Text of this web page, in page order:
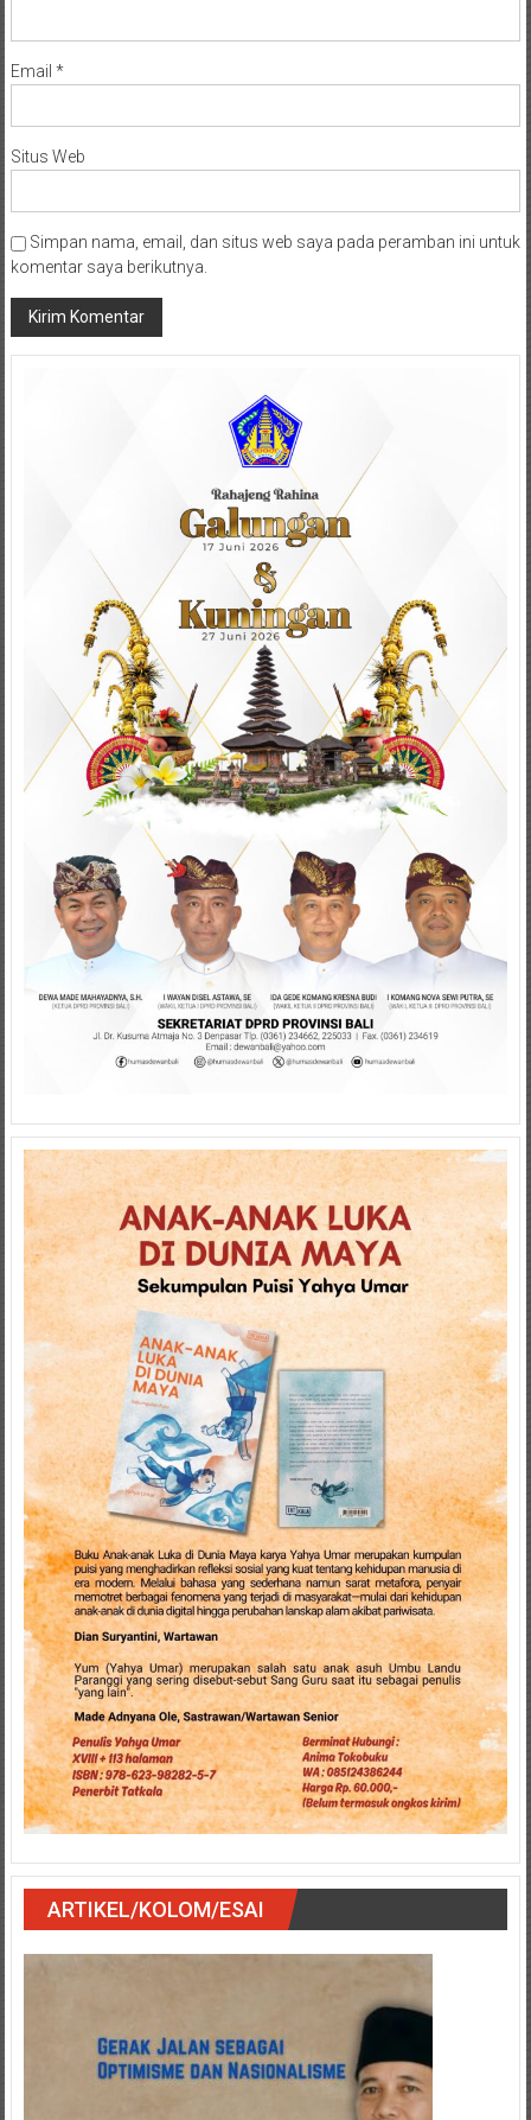
Email *
Situs Web
Simpan nama, email, dan situs web saya pada peramban ini untuk
komentar saya berikutnya.
ARTIKEL/KOLOM/ESAI